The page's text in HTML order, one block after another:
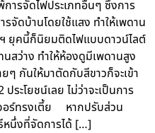
ารจัดไฟประเภทอื่นๆ ซึ่งการ
จัดบ้านโดยใช้แสง ทำให้เพดาน
ยุคนี้ก็นิยมติดไฟแบบดาวน์ไลต์
สว่าง ทำให้ห้องดูมีเพดานสูง
ๆ กันให้มาตัดกับสีขาวก็จะเข้า
ระโยชน์เลย ไม่ว่าจะเป็นการ
จอร์ทรงเตี้ย หากปรับส่วน
หนึ่งที่จัดการได้ […]